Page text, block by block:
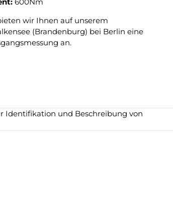
wir Ihnen auf unserem
(Brandenburg) bei Berlin eine
an.
Identifikation und Beschreibung von